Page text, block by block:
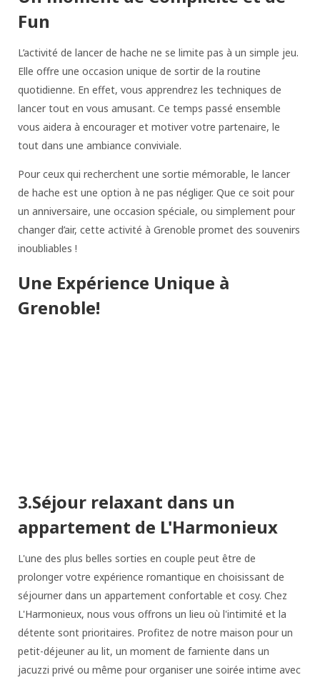
Fun
L’activité de lancer de hache ne se limite pas à un simple jeu.
Elle offre une occasion unique de sortir de la routine
quotidienne. En effet, vous apprendrez les techniques de
lancer tout en vous amusant. Ce temps passé ensemble
vous aidera à encourager et motiver votre partenaire, le
tout dans une ambiance conviviale.
Pour ceux qui recherchent une sortie mémorable, le lancer
de hache est une option à ne pas négliger. Que ce soit pour
un anniversaire, une occasion spéciale, ou simplement pour
changer d’air, cette activité à Grenoble promet des souvenirs
inoubliables !
Une Expérience Unique à
Grenoble!
3.Séjour relaxant dans un
appartement de L'Harmonieux
L'une des plus belles sorties en couple peut être de
prolonger votre expérience romantique en choisissant de
séjourner dans un appartement confortable et cosy. Chez
L'Harmonieux, nous vous offrons un lieu où l'intimité et la
détente sont prioritaires. Profitez de notre maison pour un
petit-déjeuner au lit, un moment de farniente dans un
jacuzzi privé ou même pour organiser une soirée intime avec